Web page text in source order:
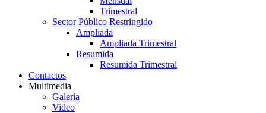
Trimestral
Sector Público Restringido
Ampliada
Ampliada Trimestral
Resumida
Resumida Trimestral
Contactos
Multimedia
Galería
Video